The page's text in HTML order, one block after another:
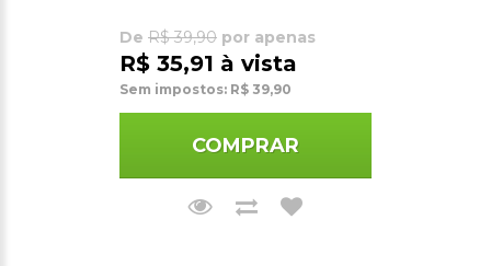
De R$ 39,90 por apenas
R$ 35,91 à vista
Sem impostos: R$ 39,90
COMPRAR